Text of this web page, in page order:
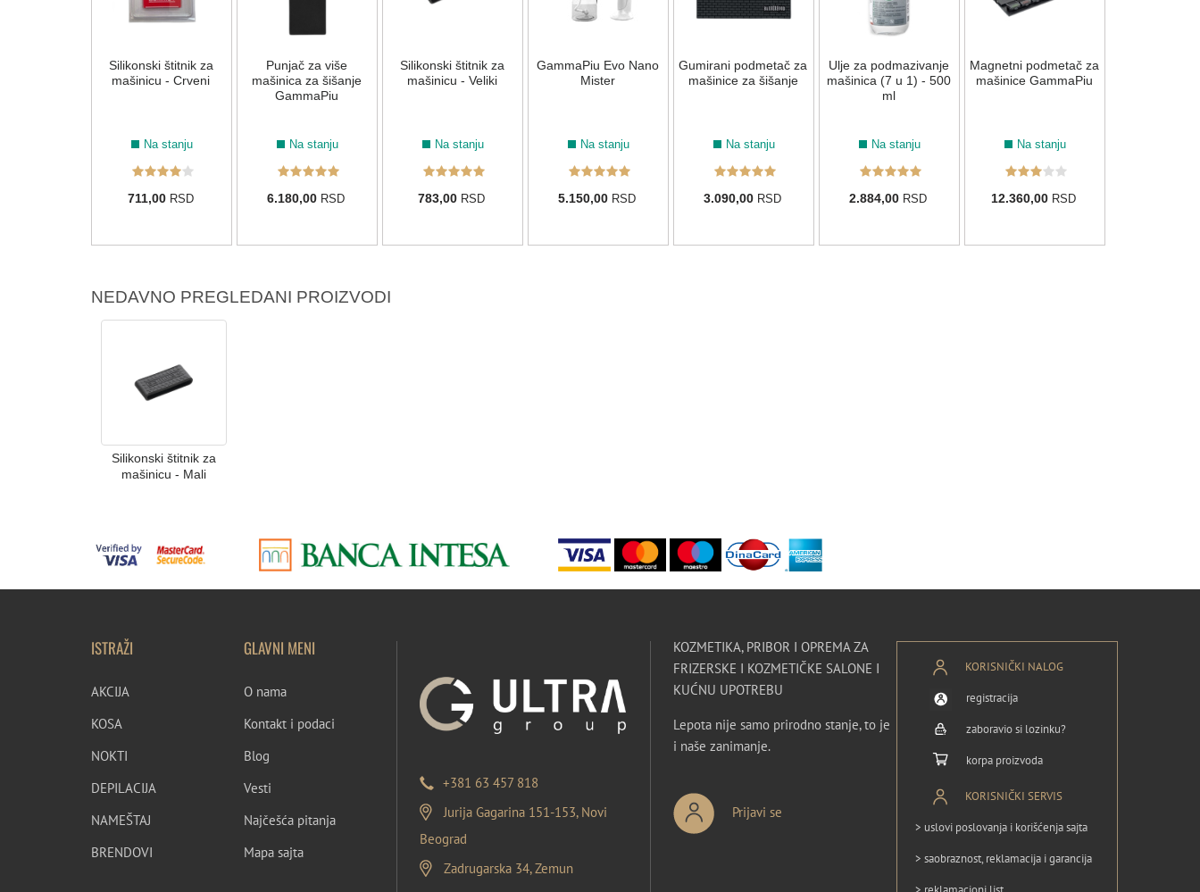
Silikonski štitnik za
mašinicu - Crveni
Na stanju
711,00RSD
Punjač za više
mašinica za šišanje
GammaPiu
Na stanju
6.180,00 RSD
Silikonski štitnik za
mašinicu - Veliki
Na stanju
783,00 RSD
GammaPiu Evo Nano
Mister
Na stanju
5.150,00 RSD
Gumirani podmetač za
mašinice za šišanje
Na stanju
3.090,00 RSD
Ulje za podmazivanje
mašinica (7 u 1) - 500
ml
Na stanju
2.884,00 RSD
Magnetni podmetač za
mašinice GammaPiu
Na stanju
12.360,00 RSD
NEDAVNO PREGLEDANI PROIZVODI
Silikonski štitnik za
mašinicu - Mali
ISTRAŽI
AKCIJA
KOSA
NOKTI
DEPILACIJA
NAMEŠTAJ
BRENDOVI
GLAVNI MENI
O nama
Kontakt i podaci
Blog
Vesti
Najčešća pitanja
Mapa sajta
+381 63 457 818
Jurija Gagarina 151-153, Novi
Beograd
Zadrugarska 34, Zemun
KOZMETIKA, PRIBOR I OPREMA ZA
FRIZERSKE I KOZMETIČKE SALONE I
KUĆNU UPOTREBU
Lepota nije samo prirodno stanje, to je
i naše zanimanje.
Prijavi se
KORISNIČKI NALOG
registracija
zaboravio si lozinku?
korpa proizvoda
KORISNIČKI SERVIS
> uslovi poslovanja i korišćenja sajta
> saobraznost, reklamacija i garancija